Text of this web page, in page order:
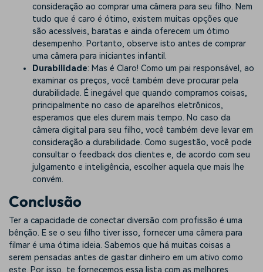
consideração ao comprar uma câmera para seu filho. Nem
tudo que é caro é ótimo, existem muitas opções que
são acessíveis, baratas e ainda oferecem um ótimo
desempenho. Portanto, observe isto antes de comprar
uma câmera para iniciantes infantil.
Durabilidade: Mas é Claro! Como um pai responsável, ao
examinar os preços, você também deve procurar pela
durabilidade. É inegável que quando compramos coisas,
principalmente no caso de aparelhos eletrônicos,
esperamos que eles durem mais tempo. No caso da
câmera digital para seu filho, você também deve levar em
consideração a durabilidade. Como sugestão, você pode
consultar o feedback dos clientes e, de acordo com seu
julgamento e inteligência, escolher aquela que mais lhe
convém.
Conclusão
Ter a capacidade de conectar diversão com profissão é uma
bênção. E se o seu filho tiver isso, fornecer uma câmera para
filmar é uma ótima ideia. Sabemos que há muitas coisas a
serem pensadas antes de gastar dinheiro em um ativo como
este. Por isso, te fornecemos essa lista com as melhores